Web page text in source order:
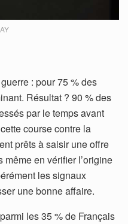
: pour 75 % des
Résultat ? 90 % des
par le temps avant
course contre la
prêts à saisir une offre
en vérifier l’origine
les signaux
une bonne affaire.
les 35 % de Français